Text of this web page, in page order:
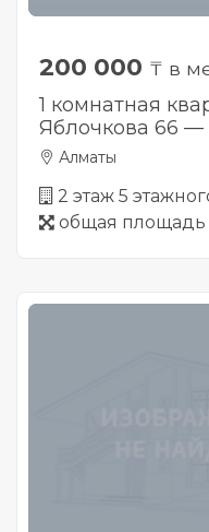
200 000 ₸ в
1 комнатная
Яблочкова 66 —
Алматы
2 этаж 5
общая площадь